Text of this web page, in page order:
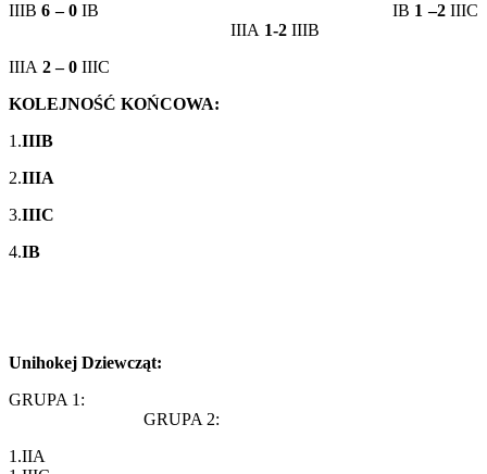
IIIB6 – 0 IB IB 1 –2IIIC
IIIA 1-2 IIIB
IIIA 2 – 0 IIIC
KOLEJNOŚĆ KOŃCOWA:
1.IIIB
2.IIIA
3.IIIC
4.IB
Unihokej Dziewcząt:
GRUPA 1:
GRUPA 2: